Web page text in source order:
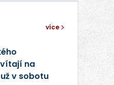
více
na
už v sobotu